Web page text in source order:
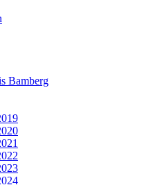
Bamberg